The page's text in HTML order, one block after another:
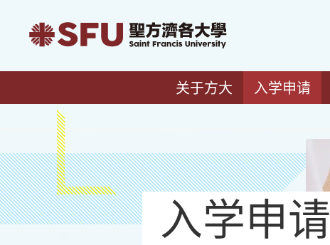
关于方大 入学申请
入学申请